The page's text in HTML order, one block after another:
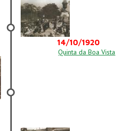
14/10/1920
Quinta da Boa Vista